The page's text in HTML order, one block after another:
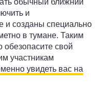
обычный ближний
и
и созданы специально
в тумане. Таким
свой
участникам
увидеть вас на